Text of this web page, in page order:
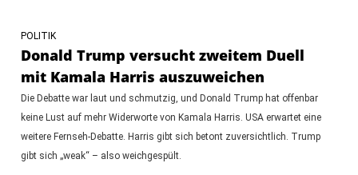
POLITIK
Donald Trump versucht zweitem Duell
mit Kamala Harris auszuweichen
Die Debatte war laut und schmutzig, und Donald Trump hat offenbar
keine Lust auf mehr Widerworte von Kamala Harris. USA erwartet eine
weitere Fernseh-Debatte. Harris gibt sich betont zuversichtlich. Trump
gibt sich „weak“ – also weichgespült.